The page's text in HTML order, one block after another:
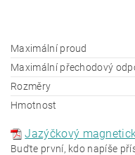
Maximální proud
Maximální přechodový
Rozměry
Hmotnost
Jazýčkový
Buďte první, kdo napíše